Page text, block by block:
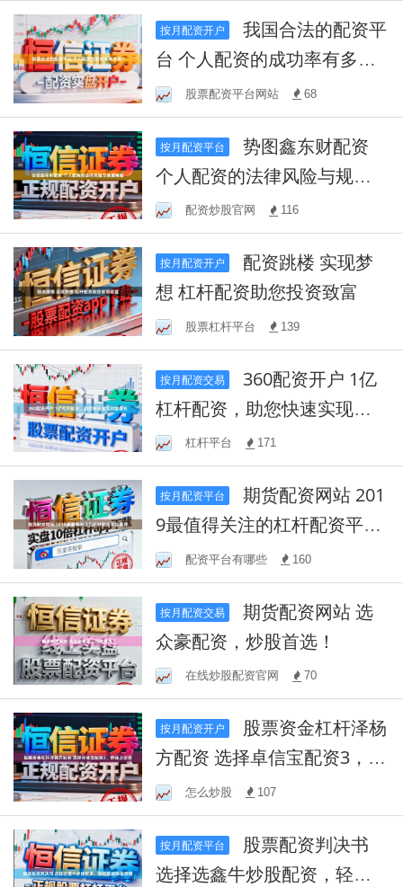
按月配资开户
我国合法的配资平
台 个人配资的成功率有多
高？股票配资平台网站 68
按月配资平台
势图鑫东财配资
个人配资的法律风险与规避
策略配资炒股官网 116
按月配资开户
想 杠杆配资助您投资致富
股票杠杆平台 139
按月配资交易
杠杆配资，助您快速实现财
富增长杠杆平台 171
按月配资平台
期货配资网站 201
9最值得关注的杠杆配资平台
推荐配资平台有哪些 160
按月配资交易
期货配资网站 选
众豪配资，炒股首选！
在线炒股配资官网 70
按月配资开户
方配资 选择卓信宝配资3，炒
股上云端
怎么炒股 107
按月配资平台
选择选鑫牛炒股配资，轻松